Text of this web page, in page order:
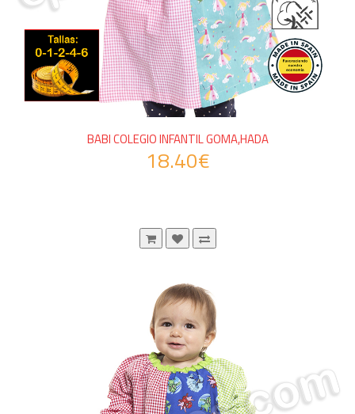
BABI COLEGIO INFANTIL GOMA,HADA
18.40€